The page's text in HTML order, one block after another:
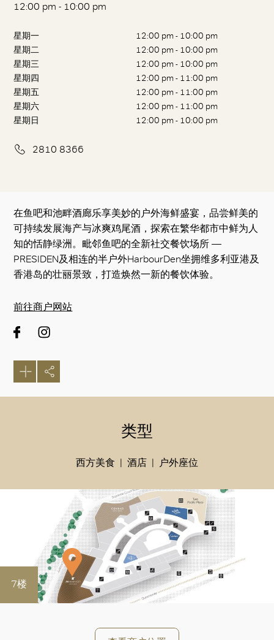
12:00 pm - 10:00 pm
星期一
12:00 pm - 10:00 pm
星期二
12:00 pm - 10:00 pm
星期三
12:00 pm - 10:00 pm
星期四
12:00 pm - 11:00 pm
星期五
12:00 pm - 11:00 pm
星期六
12:00 pm - 11:00 pm
星期日
12:00 pm - 10:00 pm
2810 8366
在鱼吧和池畔酒廊乐享美妙的户外海鲜盛宴，品尝鲜美的
可持续发展海产与冰爽鸡尾酒，探索在繁华都市中鲜为人
知的恬静绿洲。毗邻鱼吧的全新社交餐饮场所 —
PRESIDEN及相连的半户外HarbourDen坐拥维多利亚港及
香港岛的壮丽景致，打造焕然一新的餐饮体验。
前往商户网站
类型
西方美食 酒店 户外座位
7楼